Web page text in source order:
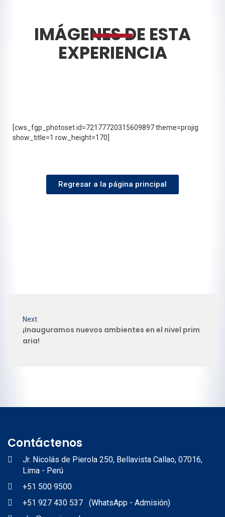
IMÁGENES DE ESTA
EXPERIENCIA
[cws_fgp_photoset id=72177720315609897 theme=projig
show_title=1 row_height=170]
Regresar a la página principal
Next
¡Inauguramos nuevos ambientes en el nivel prim
aria!
Contáctenos
Jr. Nicolás de Pierola 250, Bellavista Callao, 07016,
Lima - Perú
+51 500 9500
+51 927 430 537 (WhatsApp - Admisión)